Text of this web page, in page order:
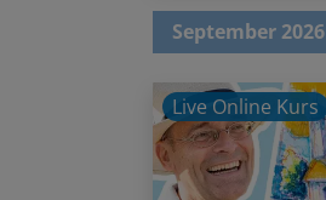
September 2026
Live Online Kurs